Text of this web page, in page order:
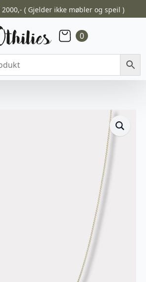
2000,- ( Gjelder ikke møbler og speil )
0